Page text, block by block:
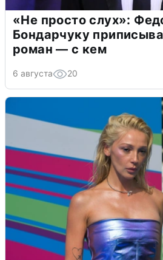
«Не просто слух»:
Бондарчуку
роман — с кем
6 августа 20